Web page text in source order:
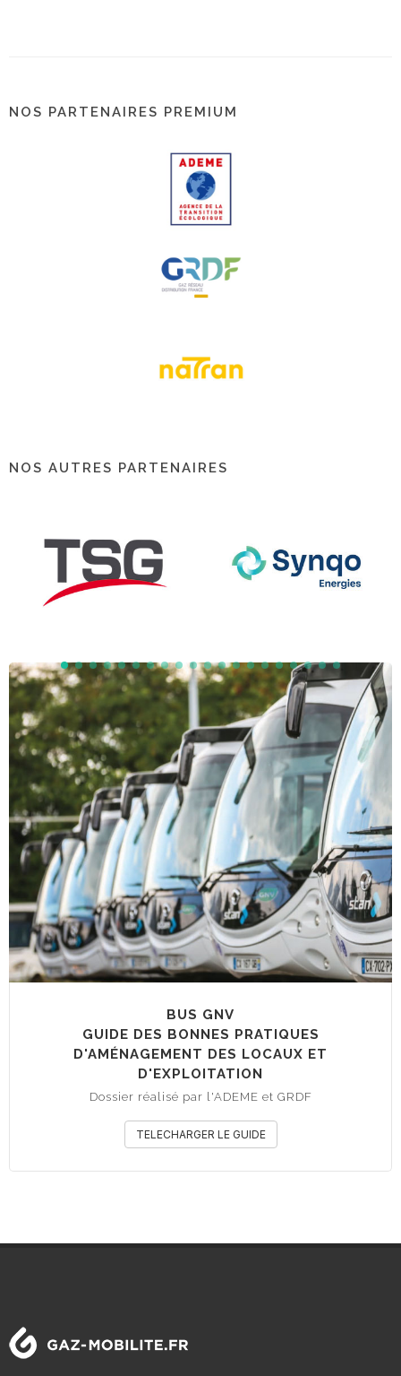
NOS PARTENAIRES PREMIUM
NOS AUTRES PARTENAIRES
BUS GNV
GUIDE DES BONNES PRATIQUES
D'AMÉNAGEMENT DES LOCAUX ET
D'EXPLOITATION
Dossier réalisé par l'ADEME et GRDF
TELECHARGER LE GUIDE